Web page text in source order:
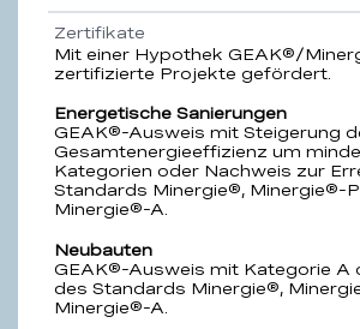
Zertifikate
Mit einer Hypothek GEAK®/
zertifizierte Projekte gefördert.
Energetische Sanierungen
GEAK®-Ausweis mit Steigerung
Gesamtenergieeffizienz um
Kategorien oder Nachweis zur
Standards Minergie®, Minergie®-
Minergie®-A.
Neubauten
GEAK®-Ausweis mit Kategorie A
des Standards Minergie®,
Minergie®-A.